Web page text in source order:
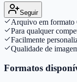
Seguir
Arquivo em formato
Para qualquer
Facilmente
Qualidade de
Formatos